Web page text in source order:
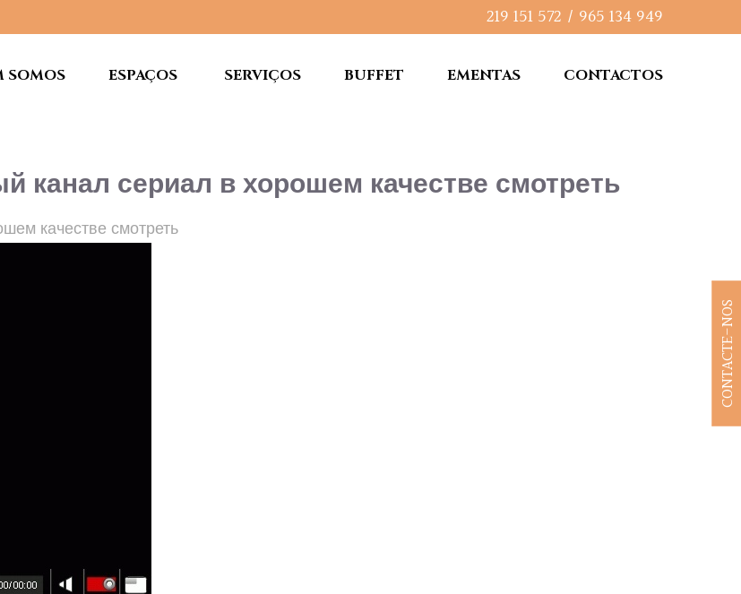
219 151 572 / 965 134 949
SOMOS ESPAÇOS SERVIÇOS BUFFET EMENTAS CONTACTOS
канал сериал в хорошем качестве смотреть
качестве смотреть
CONTACTE-NOS